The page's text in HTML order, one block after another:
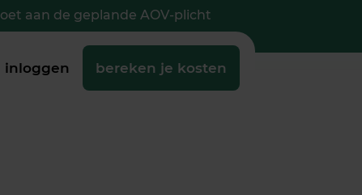
aan de geplande AOV-plicht
inloggen bereken je kosten